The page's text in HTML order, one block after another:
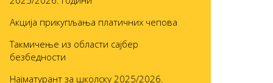
Акција прикупљања платичних чепова
Такмичење из области сајбер
безбедности
Најматурант за школску 2025/2026.